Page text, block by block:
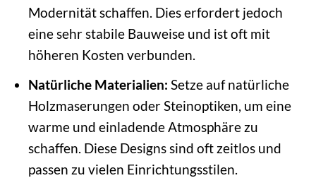
Modernität schaffen. Dies erfordert jedoch
eine sehr stabile Bauweise und ist oft mit
höheren Kosten verbunden.
Natürliche Materialien: Setze auf natürliche
Holzmaserungen oder Steinoptiken, um eine
warme und einladende Atmosphäre zu
schaffen. Diese Designs sind oft zeitlos und
passen zu vielen Einrichtungsstilen.